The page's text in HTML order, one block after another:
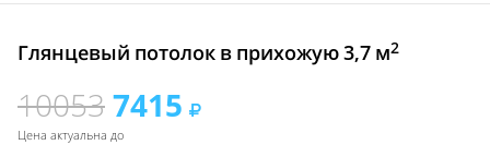
Глянцевый потолок в прихожую 3,7 м2
100537415
Цена актуальна до